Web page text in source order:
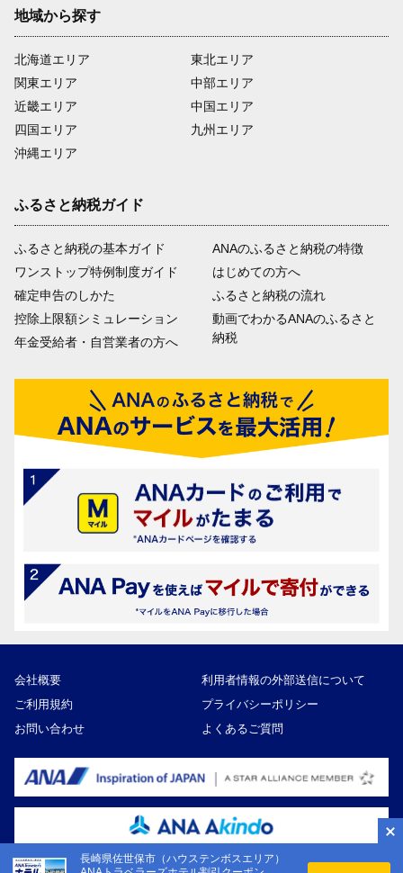
長崎県佐世保市（ハウステンボスエリア）
地域から探す
北海道エリア
関東エリア
近畿エリア
四国エリア
沖縄エリア
東北エリア
中部エリア
中国エリア
九州エリア
ふるさと納税ガイド
ふるさと納税の基本ガイド
ワンストップ特例制度ガイド
確定申告のしかた
控除上限額シミュレーション
年金受給者・自営業者の方へ
ANAのふるさと納税の特徴
はじめての方へ
ふるさと納税の流れ
動画でわかるANAのふるさと
納税
会社概要
利用者情報の外部送信について
ご利用規約
プライバシーポリシー
お問い合わせ
よくあるご質問